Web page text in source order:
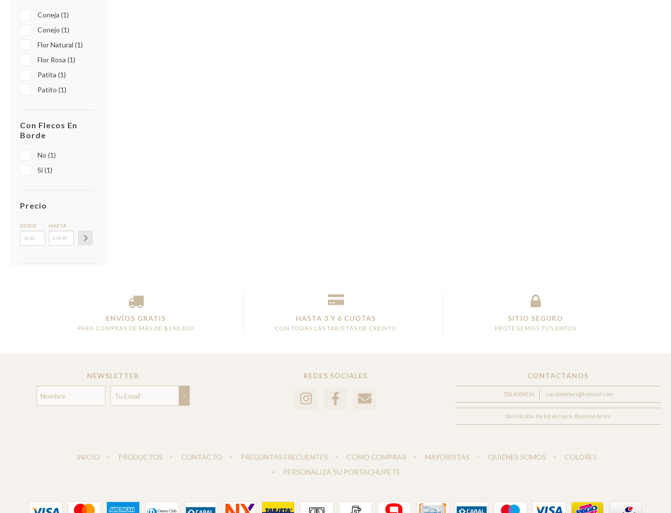
Coneja (1)
Conejo (1)
Flor Natural (1)
Flor Rosa (1)
Patita (1)
Patito (1)
Con Flecos En
Borde
No (1)
Si (1)
Precio
DESDE HASTA
ENVÍOS GRATIS
PARA COMPRAS DE MÁS DE $190.000
HASTA 3 Y 6 CUOTAS
CON TODAS LAS TARJETAS DE CRÉDITO
SITIO SEGURO
PROTEGEMOS TUS DATOS
NEWSLETTER REDES SOCIALES CONTACTANOS
336 4304126 carabibebes@hotmail.com
San Nicolás de los Arroyos, Buenos Aires.
INICIO PRODUCTOS CONTACTO PREGUNTAS FRECUENTES CÓMO COMPRAR MAYORISTAS QUIÉNES SOMOS
COLORES
PERSONALIZÁ SU PORTACHUPETE